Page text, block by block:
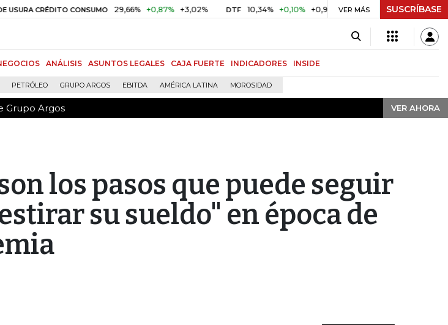
CRÉDITO CONSUMO 29,66% +0,87% +3,02% DTF 10,34% +0,10% +0,98% UVR $ 416,86 +$ 0,05 +0,01%
VER MÁS SUSCRÍBASE
ANÁLISIS ASUNTOS LEGALES CAJA FUERTE INDICADORES INSIDE
PETRÓLEO GRUPO ARGOS EBITDA AMÉRICA LATINA MOROSIDAD
Grupo Argos VER AHORA
Grupo Argos VER AHORA
los pasos que puede seguir
su sueldo" en época de